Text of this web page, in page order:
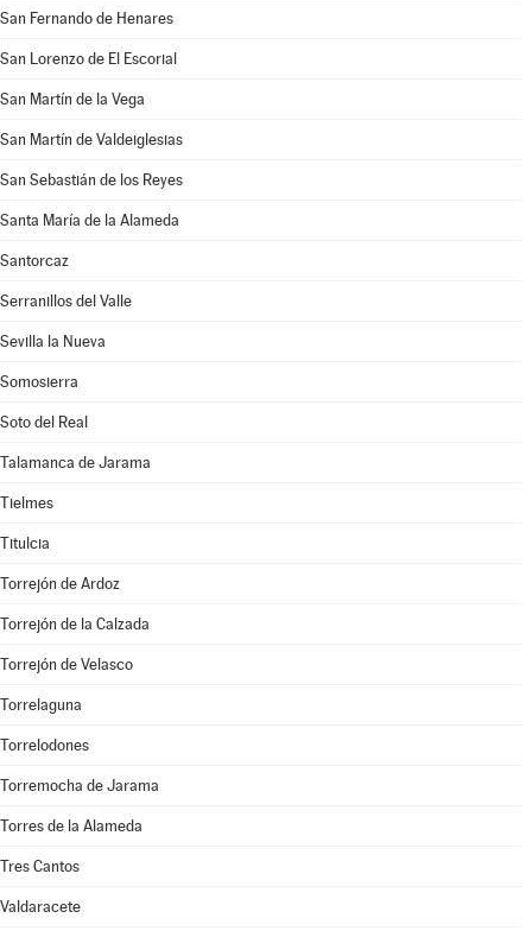
San Fernando de Henares
San Lorenzo de El Escorial
San Martín de la Vega
San Martín de Valdeiglesias
San Sebastián de los Reyes
Santa María de la Alameda
Santorcaz
Serranillos del Valle
Sevilla la Nueva
Somosierra
Soto del Real
Talamanca de Jarama
Tielmes
Titulcia
Torrejón de Ardoz
Torrejón de la Calzada
Torrejón de Velasco
Torrelaguna
Torrelodones
Torremocha de Jarama
Torres de la Alameda
Tres Cantos
Valdaracete